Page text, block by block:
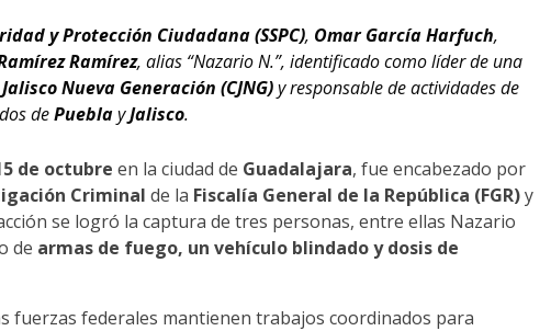
y Protección Ciudadana (SSPC), Omar García Harfuch,
Ramírez, alias “Nazario N.”, identificado como líder de una
Nueva Generación (CJNG)y responsable de actividades de
dePueblayJalisco.
de octubre en la ciudad de Guadalajara, fue encabezado por
Criminal de la Fiscalía General de la República (FGR)y
se logró la captura de tres personas, entre ellas Nazario
de armas de fuego, un vehículo blindado y dosis de
fuerzas federales mantienen trabajos coordinados para